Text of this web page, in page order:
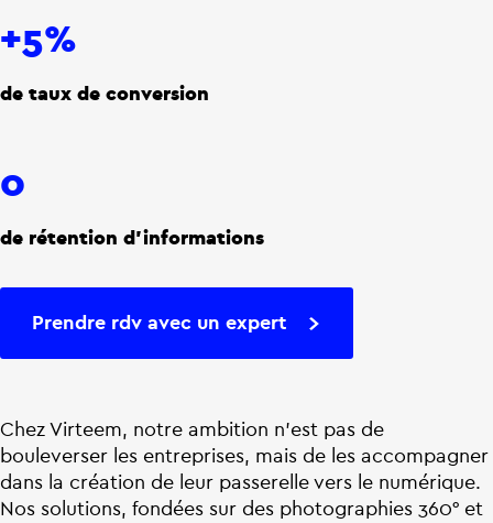
+5%
de taux de conversion
0
de rétention d'informations
Prendre rdv avec un expert
Chez Virteem, notre ambition n’est pas de
bouleverser les entreprises, mais de les accompagner
dans la création de leur passerelle vers le numérique.
Nos solutions, fondées sur des photographies 360° et